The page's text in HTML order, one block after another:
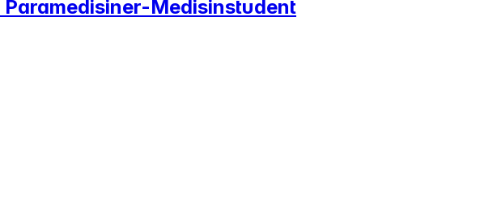
Medisinstudent